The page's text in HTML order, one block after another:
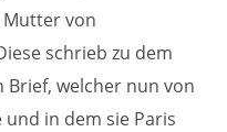
Mutter von
schrieb zu dem
welcher nun von
in dem sie Paris